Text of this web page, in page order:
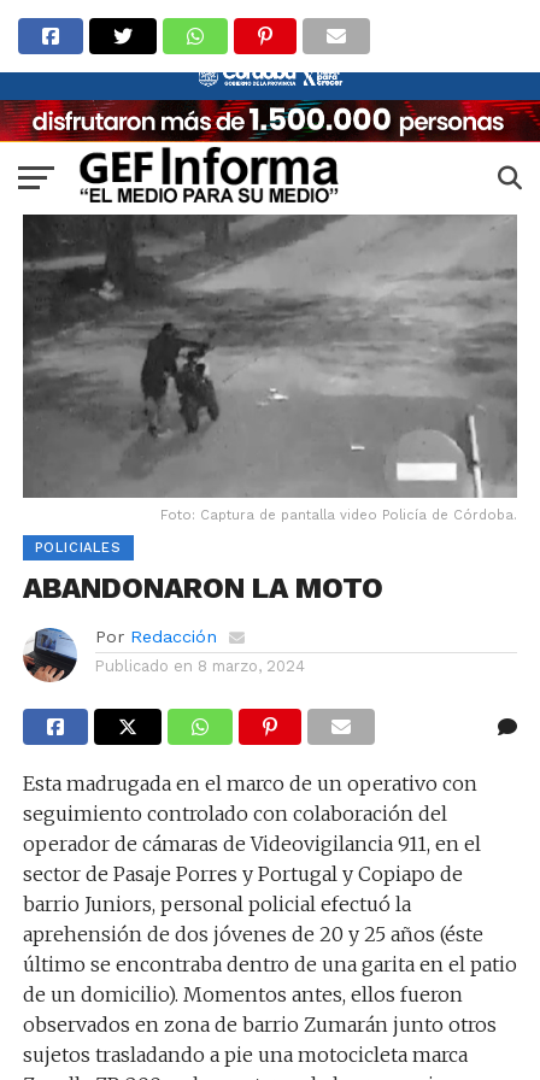
Foto: Captura de pantalla video Policía de Córdoba.
POLICIALES
ABANDONARON LA MOTO
Por Redacción
Publicado en 8 marzo, 2024
Esta madrugada en el marco de un operativo con
seguimiento controlado con colaboración del
operador de cámaras de Videovigilancia 911, en el
sector de Pasaje Porres y Portugal y Copiapo de
barrio Juniors, personal policial efectuó la
aprehensión de dos jóvenes de 20 y 25 años (éste
último se encontraba dentro de una garita en el patio
de un domicilio). Momentos antes, ellos fueron
observados en zona de barrio Zumarán junto otros
sujetos trasladando a pie una motocicleta marca